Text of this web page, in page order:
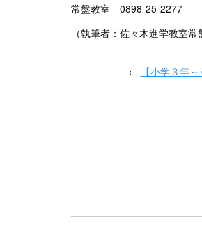
常盤教室 0898-25-2277
（執筆者：佐々木進学教室
← 【小学３年